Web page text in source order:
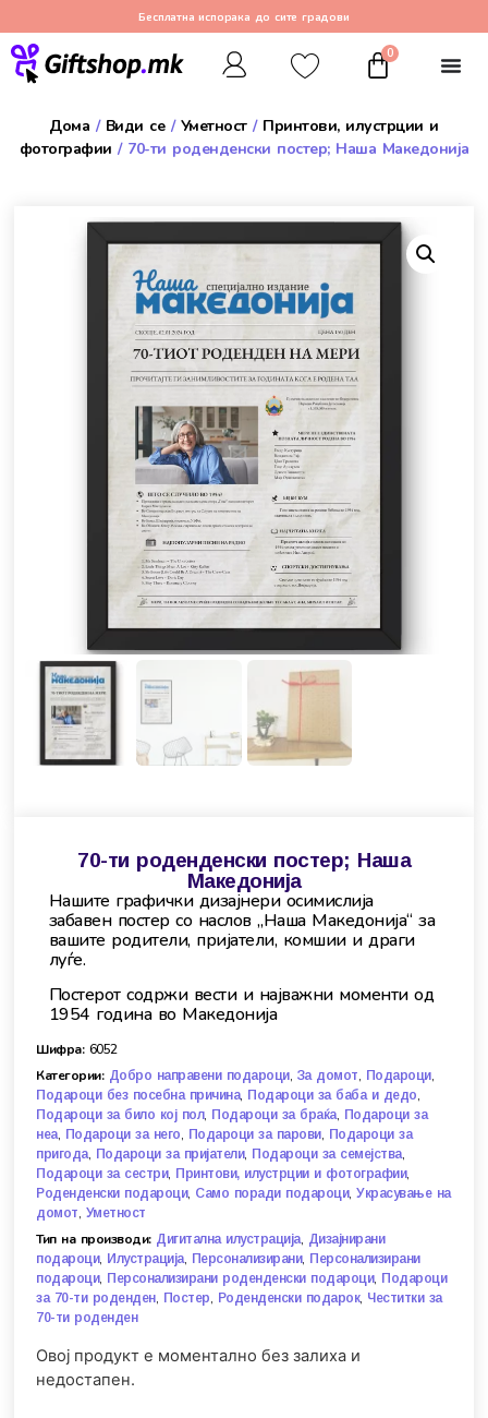
Бесплатна испорака до сите градови
0
Дома / Види се/ Уметност/ Принтови, илустрции и
фотографии / 70-ти роденденски постер; Наша Македонија
70-ти роденденски постер; Наша
Македонија
Нашите графички дизајнери осимислија
забавен постер со наслов „Наша Македонија“ за
вашите родители, пријатели, комшии и драги
луѓе.
Постерот содржи вести и најважни моменти од
1954 година во Македонија
Шифра: 6052
Категории: Добро направени подароци, За домот, Подароци,
Подароци без посебна причина, Подароци за баба и дедо,
Подароци за било кој пол, Подароци за браќа, Подароци за
неа, Подароци за него, Подароци за парови, Подароци за
пригода, Подароци за пријатели, Подароци за семејства,
Подароци за сестри, Принтови, илустрции и фотографии,
Роденденски подароци, Само поради подароци,Украсување на
домот, Уметност
Тип на производи: Дигитална илустрација, Дизајнирани
подароци, Илустрација, Персонализирани, Персонализирани
подароци, Персонализирани роденденски подароци, Подароци
за 70-ти роденден, Постер, Роденденски подарок, Честитки за
70-ти роденден
Овој продукт е моментално без залиха и
недостапен.